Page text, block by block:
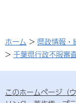
ホーム > 県政情報・
> 千葉県行政不服審
このホームページ（